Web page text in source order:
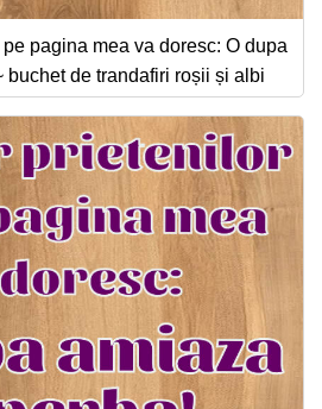
pagina mea va doresc: O dupa
buchet de trandafiri roșii și albi